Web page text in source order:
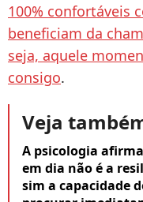
100% confortáveis
beneficiam da
seja, aquele
consigo.
Veja
A psicologia
em dia não é a
sim a capacidade